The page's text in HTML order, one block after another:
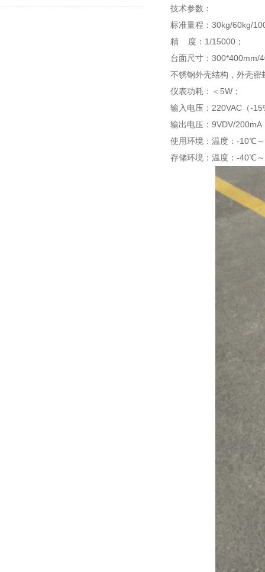
技术参数：
标准量程：30kg/60kg/
精 度：1/15000；
台面尺寸：300*400mm/
不锈钢外壳结构，外壳密
仪表功耗：＜5W；
输入电压：220VAC（-
输出电压：9VDV/200mA
使用环境：温度：-10℃
存储环境：温度：-40℃